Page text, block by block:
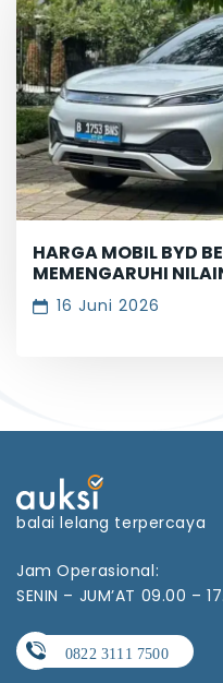
HARGA MOBIL BYD
MEMENGARUHI
16 Juni 2026
balai lelang terpercaya
Jam Operasional:
SENIN – JUM’AT 09.00 –